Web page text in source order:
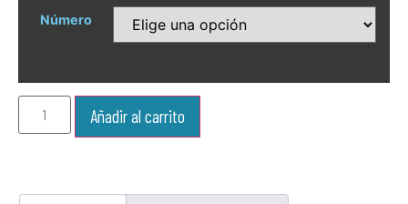
Número
Añadir al carrito